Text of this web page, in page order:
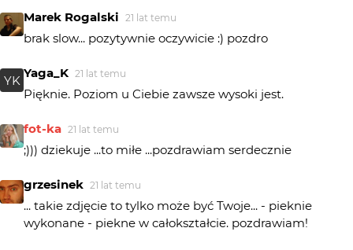
Marek Rogalski 21 lat temu
brak slow... pozytywnie oczywicie :) pozdro
YK
Yaga_K 21 lat temu
Pięknie. Poziom u Ciebie zawsze wysoki jest.
fot-ka 21 lat temu
;))) dziekuje ...to miłe ...pozdrawiam serdecznie
grzesinek 21 lat temu
... takie zdjęcie to tylko może być Twoje... - pieknie
wykonane - piekne w całokształcie. pozdrawiam!